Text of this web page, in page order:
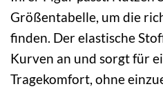
Größentabelle, um die
finden. Der elastische
Kurven an und sorgt für
Tragekomfort, ohne